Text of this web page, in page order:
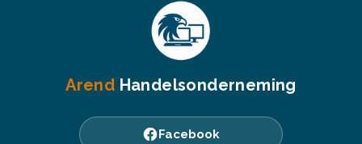
Arend Handelsonderneming
Facebook